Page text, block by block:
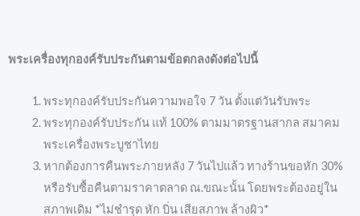
พระเครื่องทุกองค์รับประกันตามข้อตกลงดังต่อไปนี้
พระทุกองค์รับประกันความพอใจ 7 วัน ตั้งแต่วันรับพระ
พระทุกองค์รับประกัน แท้ 100% ตามมาตรฐานสากล สมาคม
พระเครื่องพระบูชาไทย
หากต้องการคืนพระภายหลัง 7 วันไปแล้ว ทางร้านขอหัก 30%
หรือรับซื้อคืนตามราคาตลาด ณ.ขณะนั้น โดยพระต้องอยู่ใน
สภาพเดิม *ไม่ชำรุด หัก บิ่น เสียสภาพ ล้างผิว*